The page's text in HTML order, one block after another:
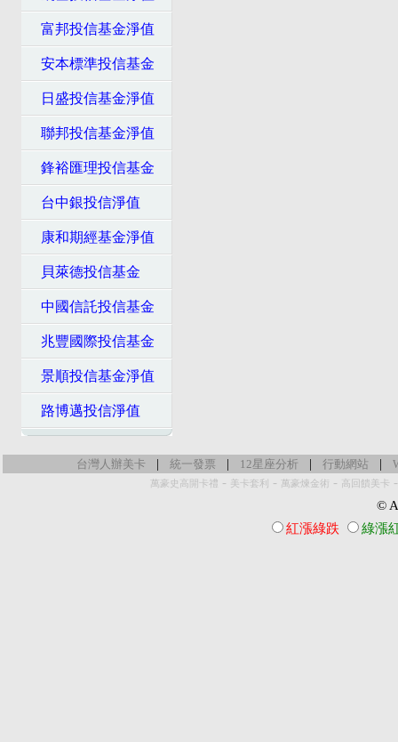
富邦投信基金淨值
安本標準投信基金
日盛投信基金淨值
聯邦投信基金淨值
鋒裕匯理投信基金
台中銀投信淨值
康和期經基金淨值
貝萊德投信基金
中國信託投信基金
兆豐國際投信基金
景順投信基金淨值
路博邁投信淨值
台灣人辦美卡 | 統一發票 | 12星座分析 | 行動網站 |
萬豪史高開卡禮 - 美卡套利 - 萬豪煉金術 - 高回饋美卡
©
紅漲綠跌
綠漲